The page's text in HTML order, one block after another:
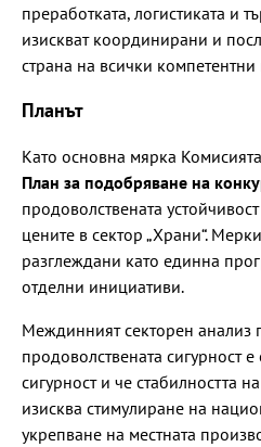
преработката, логистиката и
изискват координирани и
страна на всички компетентни
Планът
Като основна мярка
План за подобряване на
продоволствената
цените в сектор „Храни“.
разглеждани като единна
отделни инициативи.
Междинният секторен анализ
продоволствената сигурност
сигурност и че стабилността
изисква стимулиране на
укрепване на местната